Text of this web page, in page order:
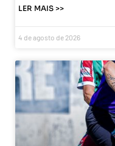
LER MAIS >>
4 de agosto de 2026